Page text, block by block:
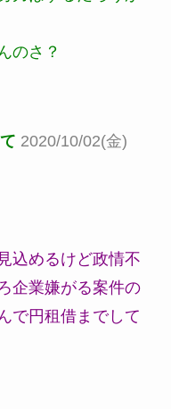
のさ？
2020/10/02(金)
込めるけど政情不
企業嫌がる案件の
で円租借までして